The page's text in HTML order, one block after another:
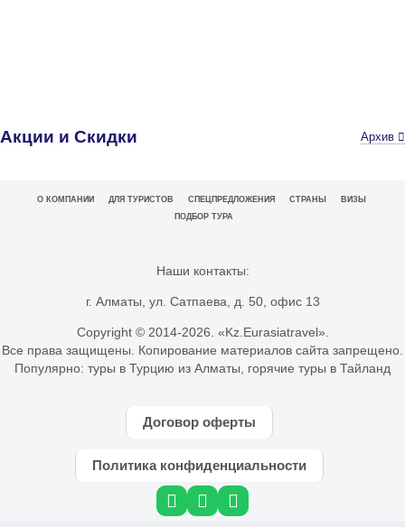
Акции и Скидки Архив
О КОМПАНИИ ДЛЯ ТУРИСТОВ СПЕЦПРЕДЛОЖЕНИЯ СТРАНЫ
ВИЗЫ
ПОДБОР ТУРА
Наши контакты:
г. Алматы, ул. Сатпаева, д. 50, офис 13
Copyright © 2014-2026. «Kz.Eurasiatravel».
Все права защищены. Копирование материалов сайта запрещено.
Популярно: туры в Турцию из Алматы горячие туры в Тайланд
Договор оферты
Политика конфиденциальности